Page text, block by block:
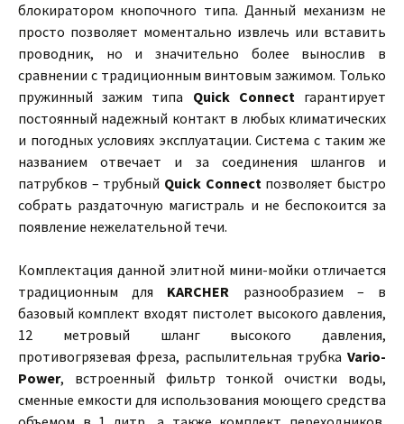
блокиратором кнопочного типа. Данный механизм не
просто позволяет моментально извлечь или вставить
проводник, но и значительно более вынослив в
сравнении с традиционным винтовым зажимом. Только
пружинный зажим типа Quick Connectгарантирует
постоянный надежный контакт в любых климатических
и погодных условиях эксплуатации. Система с таким же
названием отвечает и за соединения шлангов и
патрубков – трубный Quick Connectпозволяет быстро
собрать раздаточную магистраль и не беспокоится за
появление нежелательной течи.
Комплектация данной элитной мини-мойки отличается
традиционным для KARCHER разнообразием – в
базовый комплект входят пистолет высокого давления,
12 метровый шланг высокого давления,
противогрязевая фреза, распылительная трубка Vario-
Power, встроенный фильтр тонкой очистки воды,
сменные емкости для использования моющего средства